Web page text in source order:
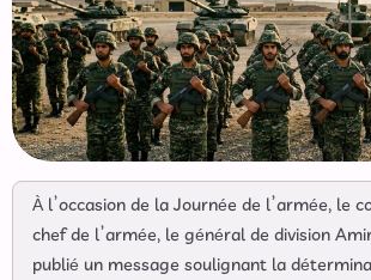
À l’occasion de la Journée de l’armée, le
chef de l’armée, le général de division
publié un message soulignant la